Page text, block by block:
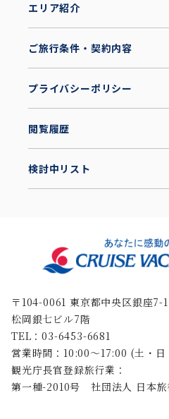
エリア紹介
ご旅行条件・契約内容
プライバシーポリシー
閲覧履歴
検討中リスト
〒104-0061 東京都中央区銀座7-
松岡銀七ビル7階
TEL：03-6453-6681
営業時間：10:00〜17:00 (土・日
観光庁長官登録旅行業：
第一種-2010号 社団法人 日本旅